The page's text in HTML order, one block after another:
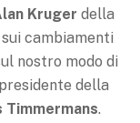
Kruger della
cambiamenti
nostro modo di
della
Timmermans.